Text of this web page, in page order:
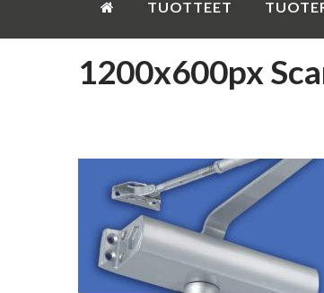
TUOTTEET
1200x600px